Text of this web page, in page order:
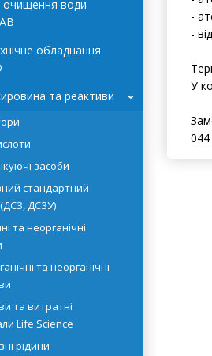
очищення води
обладнання
та реактиви
›
засоби
стандартний
ДСЗУ)
та неорганічні
та неорганічні
та витратні
Life Science
рідини
-
-
У